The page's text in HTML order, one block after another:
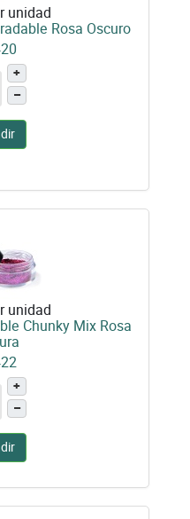
unidad
Rosa Oscuro
+
–
unidad
Chunky Mix Rosa
+
–